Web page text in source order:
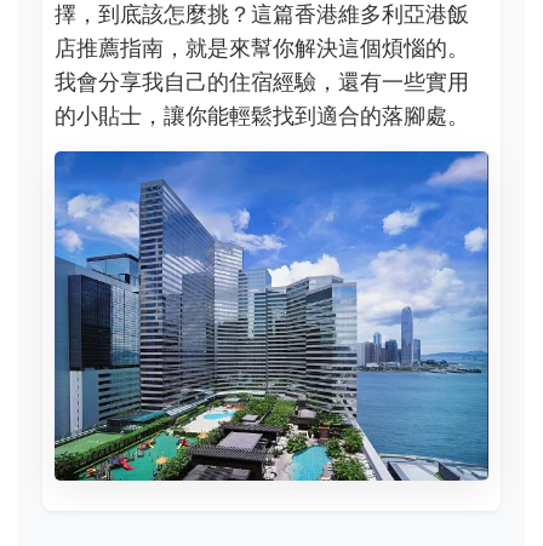
擇，到底該怎麼挑？這篇香港維多利亞港飯
店推薦指南，就是來幫你解決這個煩惱的。
我會分享我自己的住宿經驗，還有一些實用
的小貼士，讓你能輕鬆找到適合的落腳處。